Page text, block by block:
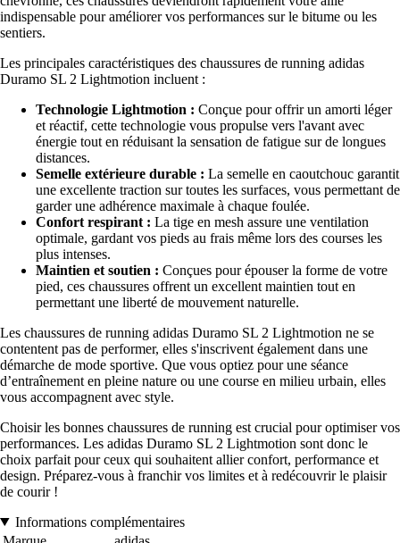
indispensable pour améliorer vos performances sur le bitume ou les
sentiers.
Les principales caractéristiques des chaussures de running adidas
Duramo SL 2 Lightmotion incluent :
Technologie Lightmotion : Conçue pour offrir un amorti léger
et réactif, cette technologie vous propulse vers l'avant avec
énergie tout en réduisant la sensation de fatigue sur de longues
distances.
Semelle extérieure durable : La semelle en caoutchouc garantit
une excellente traction sur toutes les surfaces, vous permettant de
garder une adhérence maximale à chaque foulée.
Confort respirant : La tige en mesh assure une ventilation
optimale, gardant vos pieds au frais même lors des courses les
plus intenses.
Maintien et soutien : Conçues pour épouser la forme de votre
pied, ces chaussures offrent un excellent maintien tout en
permettant une liberté de mouvement naturelle.
Les chaussures de running adidas Duramo SL 2 Lightmotion ne se
contentent pas de performer, elles s'inscrivent également dans une
démarche de mode sportive. Que vous optiez pour une séance
d’entraînement en pleine nature ou une course en milieu urbain, elles
vous accompagnent avec style.
Choisir les bonnes chaussures de running est crucial pour optimiser vos
performances. Les adidas Duramo SL 2 Lightmotion sont donc le
choix parfait pour ceux qui souhaitent allier confort, performance et
design. Préparez-vous à franchir vos limites et à redécouvrir le plaisir
de courir !
Informations complémentaires